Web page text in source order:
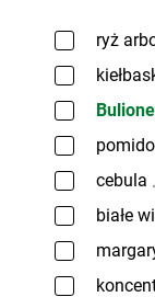
ryż
cebula
białe